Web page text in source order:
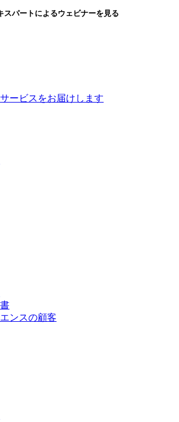
スパートによるウェビナーを見る
ービスをお届けします
ンスの顧客